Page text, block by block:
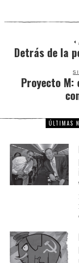
Detrás de la
Proyecto M:
ÚLTIMAS